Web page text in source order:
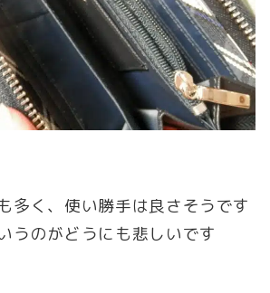
多く、使い勝手は良さそうです
うのがどうにも悲しいです